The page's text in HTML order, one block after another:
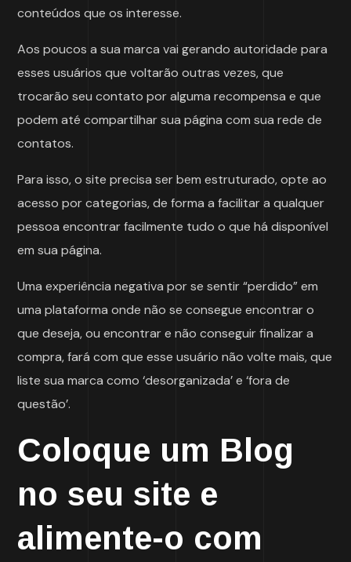
conteúdos que os interesse.
Aos poucos a sua marca vai gerando autoridade para
esses usuários que voltarão outras vezes, que
trocarão seu contato por alguma recompensa e que
podem até compartilhar sua página com sua rede de
contatos.
Para isso, o site precisa ser bem estruturado, opte ao
acesso por categorias, de forma a facilitar a qualquer
pessoa encontrar facilmente tudo o que há disponível
em sua página.
Uma experiência negativa por se sentir “perdido” em
uma plataforma onde não se consegue encontrar o
que deseja, ou encontrar e não conseguir finalizar a
compra, fará com que esse usuário não volte mais, que
liste sua marca como ‘desorganizada’ e ‘fora de
questão’.
Coloque um Blog
no seu site e
alimente-o com